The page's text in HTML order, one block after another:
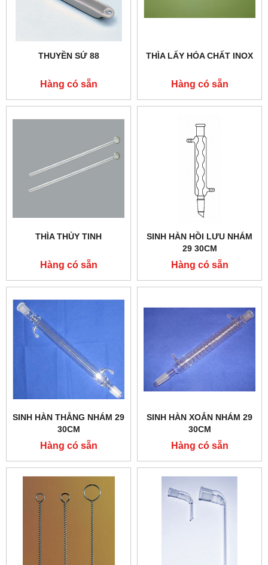
THUYỀN SỨ 88
Hàng có sẵn
THÌA LẤY HÓA CHẤT INOX
Hàng có sẵn
THÌA THỦY TINH
Hàng có sẵn
SINH HÀN HỒI LƯU NHÁM
29 30CM
Hàng có sẵn
SINH HÀN THẲNG NHÁM 29
30CM
Hàng có sẵn
SINH HÀN XOẮN NHÁM 29
30CM
Hàng có sẵn